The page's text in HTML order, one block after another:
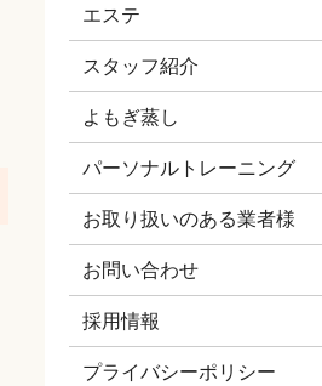
エステ
スタッフ紹介
よもぎ蒸し
パーソナルトレーニング
お取り扱いのある業者様
お問い合わせ
採用情報
プライバシーポリシー